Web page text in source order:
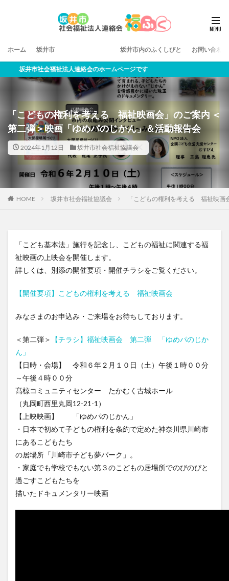
ホーム
坂井市
社会福祉法人連絡会って？
坂井市内のふくしびと お問い合わせ
社会福祉法人連絡会のホームページです
「こどもの権利を考える 福祉映画会」のご案内 ＜
第二弾＞映画「ゆめパのじかん」＆活動報告会
2024年1月12日 坂井市社会福祉協議会
HOME 坂井市社会福祉協議会 「こどもの権利を考える 福祉映画
「こども基本法」施行を記念し、こどもの福祉に関連する福
祉映画の上映会を開催します。
詳しくは、別添の開催要項・開催チラシをご覧ください。
【開催要項】こどもの権利を考える 福祉映画会
みなさまのお申込み・ご来場をお待ちしております。
＜第二弾＞
【チラシ】福祉映画会 第二弾 「ゆめパのじか
ん」
【日時・会場】 令和６年２月１０日（土）午後１時００分
～午後４時００分
髙椋コミュニティセンター たかむく古城ホール
（丸岡町西里丸岡12-21-1）
【上映映画】 「ゆめパのじかん」
・日本で初めて子どもの権利を条約で定めた神奈川県川崎市
にあるこどもたち
の居場所「川崎市子ども夢パーク」。
・家庭でも学校でもない第３のこどもの居場所でのびのびと
過ごすこどもたちを
描いたドキュメンタリー映画